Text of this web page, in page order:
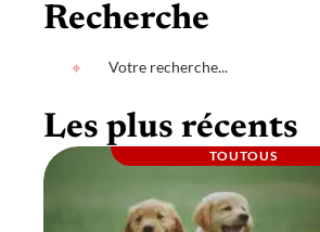
Recherche
Les plus récents
TOUTOUS